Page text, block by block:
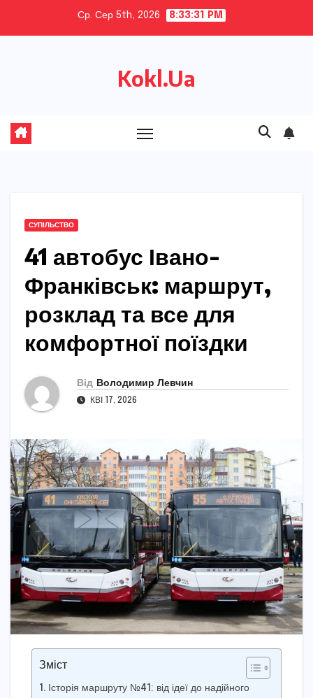
Ср. Сер 5th, 2026 8:33:32 PM
Kokl.Ua
СУПІЛЬСТВО
41 автобус Івано-
Франківськ: маршрут,
розклад та все для
комфортної поїздки
Від Володимир Левчин
КВІ 17, 2026
Зміст
Історія маршруту №41: від ідеї до надійного